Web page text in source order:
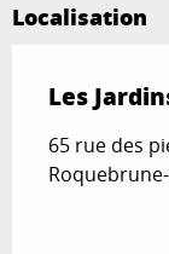
Localisation
Les
65 rue des